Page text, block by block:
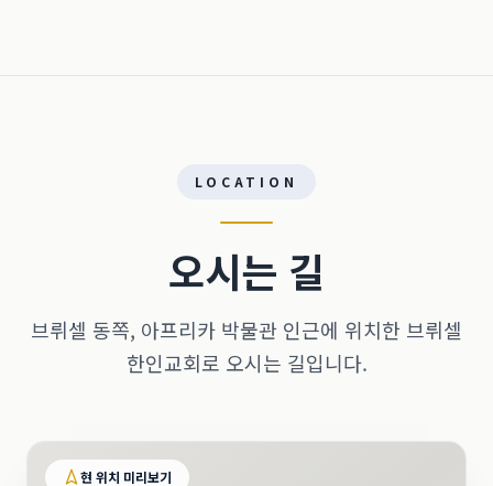
LOCATION
오시는 길
브뤼셀 동쪽, 아프리카 박물관 인근에 위치한 브뤼셀
한인교회로 오시는 길입니다.
현 위치 미리보기